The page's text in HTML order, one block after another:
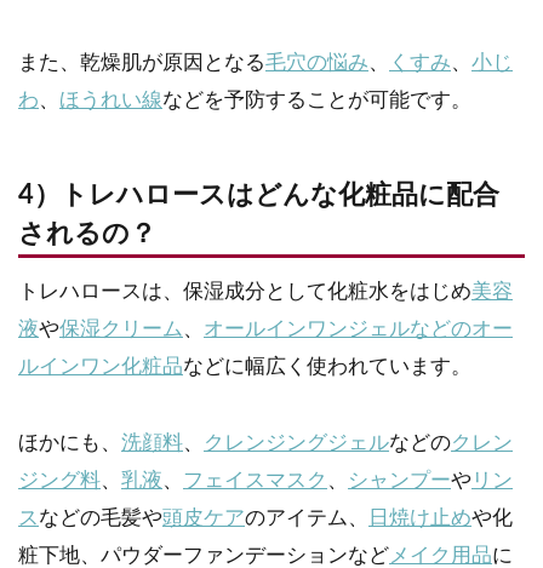
また、乾燥肌が原因となる毛穴の悩み、 くすみ、 小じ
わ、 ほうれい線などを予防することが可能です。
4）トレハロースはどんな化粧品に配合
されるの？
トレハロースは、保湿成分として化粧水をはじめ美容
液や保湿クリーム 、 オールインワンジェルなどのオー
ルインワン化粧品などに幅広く使われています。
ほかにも、 洗顔料、 クレンジングジェルなどのクレン
ジング料、 乳液、 フェイスマスク 、 シャンプーや リン
ス などの毛髪や頭皮ケアのアイテム、 日焼け止めや化
粧下地、パウダーファンデーションなど メイク用品に